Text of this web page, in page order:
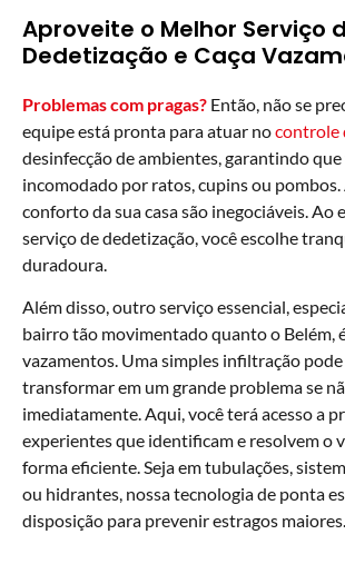
Aproveite o Melhor Serviço
Dedetização e Caça
Problemas com pragas? Então, não se
equipe está pronta para atuar nocontrole
desinfecção de ambientes, garantindo que
incomodado por ratos, cupins ou pombos.
conforto da sua casa são inegociáveis. Ao
serviço de dedetização, você escolhe
duradoura.
Além disso, outro serviço essencial,
bairro tão movimentado quanto o Belém,
vazamentos. Uma simples infiltração
transformar em um grande problema se
imediatamente. Aqui, você terá acesso a
experientes que identificam e resolvem o
forma eficiente. Seja em tubulações,
ou hidrantes, nossa tecnologia de ponta
disposição para prevenir estragos maiores.